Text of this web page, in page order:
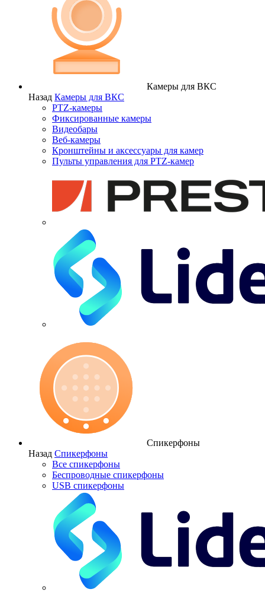
Камеры для ВКС
Назад Камеры для ВКС
PTZ-камеры
Фиксированные камеры
Видеобары
Веб-камеры
Кронштейны и аксессуары для камер
Пульты управления для PTZ-камер
Спикерфоны
Назад Спикерфоны
Все спикерфоны
Беспроводные спикерфоны
USB спикерфоны